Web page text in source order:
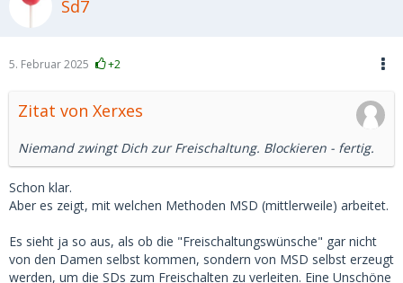
Sd7
5. Februar 2025 +2
Zitat von Xerxes
Niemand zwingt Dich zur Freischaltung. Blockieren - fertig.
Schon klar.
Aber es zeigt, mit welchen Methoden MSD (mittlerweile) arbeitet.
Es sieht ja so aus, als ob die "Freischaltungswünsche" gar nicht
von den Damen selbst kommen, sondern von MSD selbst erzeugt
werden, um die SDs zum Freischalten zu verleiten. Eine Unschöne